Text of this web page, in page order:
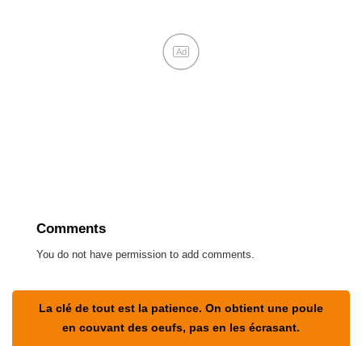
Ad
Comments
You do not have permission to add comments.
La clé de tout est la patience. On obtient une poule
en couvant des oeufs, pas en les écrasant.